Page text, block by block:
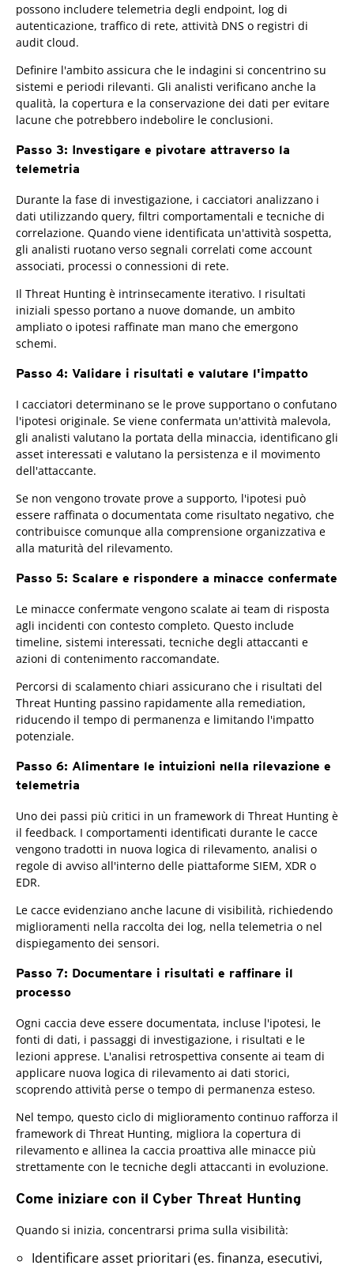
possono includere telemetria degli endpoint, log di
autenticazione, traffico di rete, attività DNS o registri di
audit cloud.
Definire l'ambito assicura che le indagini si concentrino su
sistemi e periodi rilevanti. Gli analisti verificano anche la
qualità, la copertura e la conservazione dei dati per evitare
lacune che potrebbero indebolire le conclusioni.
Passo 3: Investigare e pivotare attraverso la
telemetria
Durante la fase di investigazione, i cacciatori analizzano i
dati utilizzando query, filtri comportamentali e tecniche di
correlazione. Quando viene identificata un'attività sospetta,
gli analisti ruotano verso segnali correlati come account
associati, processi o connessioni di rete.
Il Threat Hunting è intrinsecamente iterativo. I risultati
iniziali spesso portano a nuove domande, un ambito
ampliato o ipotesi raffinate man mano che emergono
schemi.
Passo 4: Validare i risultati e valutare l'impatto
I cacciatori determinano se le prove supportano o confutano
l'ipotesi originale. Se viene confermata un'attività malevola,
gli analisti valutano la portata della minaccia, identificano gli
asset interessati e valutano la persistenza e il movimento
dell'attaccante.
Se non vengono trovate prove a supporto, l'ipotesi può
essere raffinata o documentata come risultato negativo, che
contribuisce comunque alla comprensione organizzativa e
alla maturità del rilevamento.
Passo 5: Scalare e rispondere a minacce confermate
Le minacce confermate vengono scalate ai team di risposta
agli incidenti con contesto completo. Questo include
timeline, sistemi interessati, tecniche degli attaccanti e
azioni di contenimento raccomandate.
Percorsi di scalamento chiari assicurano che i risultati del
Threat Hunting passino rapidamente alla remediation,
riducendo il tempo di permanenza e limitando l'impatto
potenziale.
Passo 6: Alimentare le intuizioni nella rilevazione e
telemetria
Uno dei passi più critici in un framework di Threat Hunting è
il feedback. I comportamenti identificati durante le cacce
vengono tradotti in nuova logica di rilevamento, analisi o
regole di avviso all'interno delle piattaforme SIEM, XDR o
EDR.
Le cacce evidenziano anche lacune di visibilità, richiedendo
miglioramenti nella raccolta dei log, nella telemetria o nel
dispiegamento dei sensori.
Passo 7: Documentare i risultati e raffinare il
processo
Ogni caccia deve essere documentata, incluse l'ipotesi, le
fonti di dati, i passaggi di investigazione, i risultati e le
lezioni apprese. L'analisi retrospettiva consente ai team di
applicare nuova logica di rilevamento ai dati storici,
scoprendo attività perse o tempo di permanenza esteso.
Nel tempo, questo ciclo di miglioramento continuo rafforza il
framework di Threat Hunting, migliora la copertura di
rilevamento e allinea la caccia proattiva alle minacce più
strettamente con le tecniche degli attaccanti in evoluzione.
Come iniziare con il Cyber Threat Hunting
Quando si inizia, concentrarsi prima sulla visibilità:
Identificare asset prioritari (es. finanza, esecutivi,